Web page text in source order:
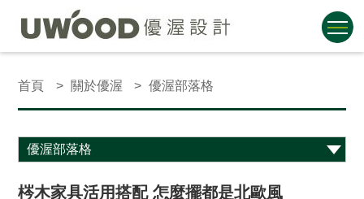
首頁 關於優渥 優渥部落格
梣木家具活用搭配 怎麼擺都是北歐風